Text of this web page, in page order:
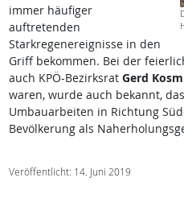
immer häufiger
auftretenden
Starkregenereignisse in den
Griff bekommen. Bei der
auch KPÖ-Bezirksrat Gerd
waren, wurde auch bekannt,
Umbauarbeiten in Richtung
Bevölkerung als
Veröffentlicht: 14. Juni 2019